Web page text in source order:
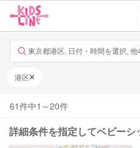
東京都港区, 日付・時間を選択, 他
港区
61件中1 ～20件
詳細条件を指定してベビーシ